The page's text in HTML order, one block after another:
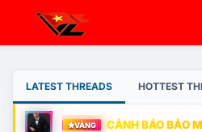
LATEST THREADS HOTTEST
VÀNG CẢNH BÁO BẢO